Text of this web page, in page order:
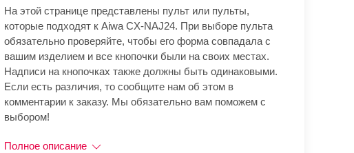
На этой странице представлены пульт или пульты,
которые подходят к Aiwa CX-NAJ24. При выборе пульта
обязательно проверяйте, чтобы его форма совпадала с
вашим изделием и все кнопочки были на своих местах.
Надписи на кнопочках также должны быть одинаковыми.
Если есть различия, то сообщите нам об этом в
комментарии к заказу. Мы обязательно вам поможем с
выбором!
Полное описание